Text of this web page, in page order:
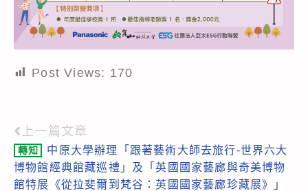
Post Views: 170
Read
more
articles
上一篇文章
轉知
中原大學辦理「跟著藝術大師去旅行-世界六大
博物館經典館藏巡禮」及「英國國家藝廊與奇美博物
館特展《從拉斐爾到梵谷：英國國家藝廊珍藏展》」